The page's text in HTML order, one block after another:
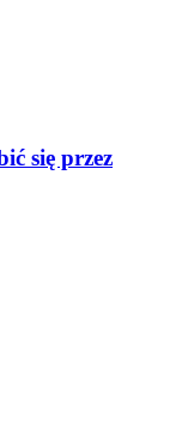
się przez